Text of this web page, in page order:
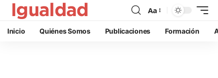
Aa
Inicio Quiénes Somos Publicaciones Formación